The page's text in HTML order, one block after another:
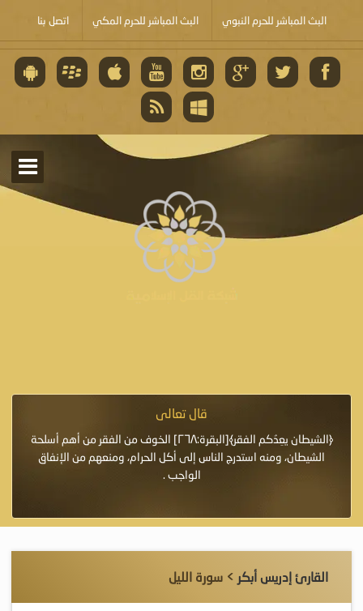
البث المباشر للحرم النبوي البث المباشر للحرم المكي اتصل بنا
قال تعالى
﴿الشيطان يعِدُكم الفقر﴾[البقرة:٢٦٨] الخوف من الفقر من أهم أسلحة
الشيطان، ومنه استدرج الناس إلى أكل الحرام، ومنعهم من الإنفاق
الواجب .
القارئ إدريس أبكر > سورة الليل